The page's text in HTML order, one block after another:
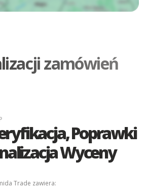
zamówień
Poprawki
Wyceny
Trade zawiera: